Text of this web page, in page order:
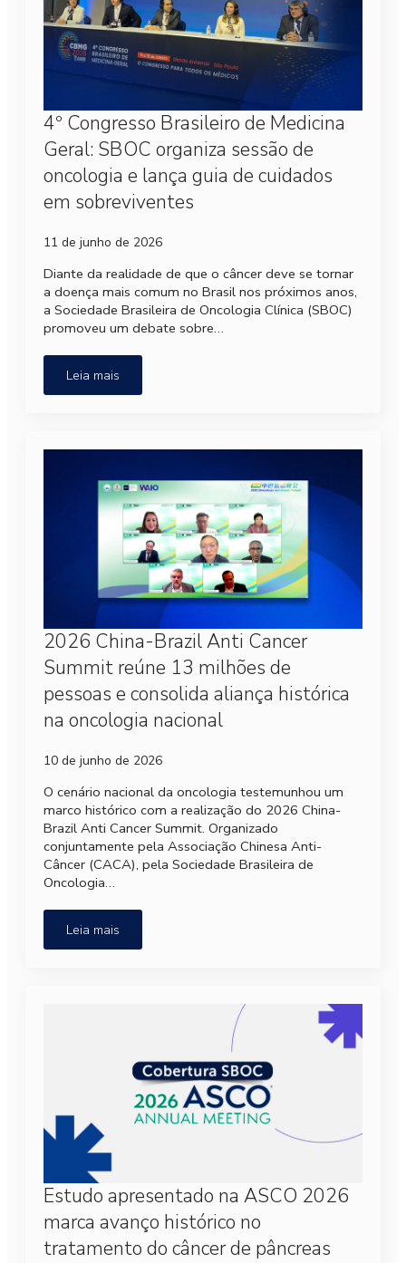
4º Congresso Brasileiro de Medicina
Geral: SBOC organiza sessão de
oncologia e lança guia de cuidados
em sobreviventes
11 de junho de 2026
Diante da realidade de que o câncer deve se tornar
a doença mais comum no Brasil nos próximos anos,
a Sociedade Brasileira de Oncologia Clínica (SBOC)
promoveu um debate sobre…
Leia mais
2026 China-Brazil Anti Cancer
Summit reúne 13 milhões de
pessoas e consolida aliança histórica
na oncologia nacional
10 de junho de 2026
O cenário nacional da oncologia testemunhou um
marco histórico com a realização do 2026 China-
Brazil Anti Cancer Summit. Organizado
conjuntamente pela Associação Chinesa Anti-
Câncer (CACA), pela Sociedade Brasileira de
Oncologia…
Leia mais
Estudo apresentado na ASCO 2026
marca avanço histórico no
tratamento do câncer de pâncreas